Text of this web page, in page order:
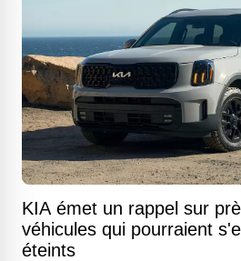
KIA émet un rappel sur
véhicules qui pourraient
éteints